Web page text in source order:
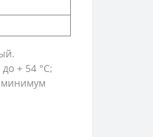
+ 54 °C;
минимум